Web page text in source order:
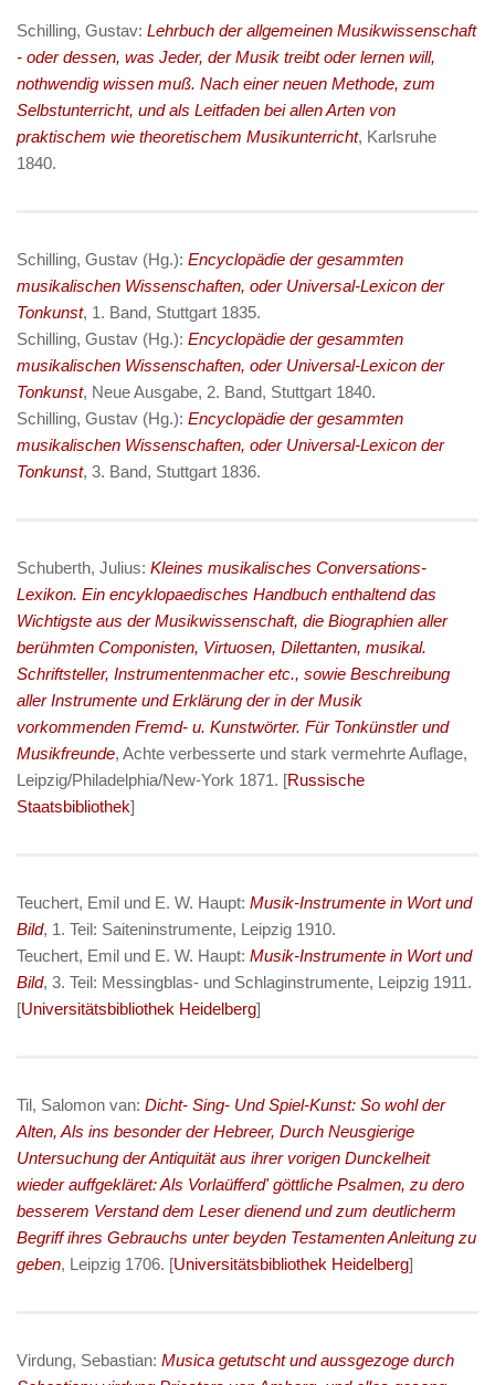
Schilling, Gustav: Lehrbuch der allgemeinen Musikwissenschaft
- oder dessen, was Jeder, der Musik treibt oder lernen will,
nothwendig wissen muß. Nach einer neuen Methode, zum
Selbstunterricht, und als Leitfaden bei allen Arten von
praktischem wie theoretischem Musikunterricht, Karlsruhe
1840.
Schilling, Gustav (Hg.): Encyclopädie der gesammten
musikalischen Wissenschaften, oder Universal-Lexicon der
Tonkunst, 1. Band, Stuttgart 1835.
Schilling, Gustav (Hg.): Encyclopädie der gesammten
musikalischen Wissenschaften, oder Universal-Lexicon der
Tonkunst, Neue Ausgabe, 2. Band, Stuttgart 1840.
Schilling, Gustav (Hg.): Encyclopädie der gesammten
musikalischen Wissenschaften, oder Universal-Lexicon der
Tonkunst, 3. Band, Stuttgart 1836.
Schuberth, Julius: Kleines musikalisches Conversations-
Lexikon. Ein encyklopaedisches Handbuch enthaltend das
Wichtigste aus der Musikwissenschaft, die Biographien aller
berühmten Componisten, Virtuosen, Dilettanten, musikal.
Schriftsteller, Instrumentenmacher etc., sowie Beschreibung
aller Instrumente und Erklärung der in der Musik
vorkommenden Fremd- u. Kunstwörter. Für Tonkünstler und
Musikfreunde, Achte verbesserte und stark vermehrte Auflage,
Leipzig/Philadelphia/New-York 1871. [Russische
Staatsbibliothek]
Teuchert, Emil und E. W. Haupt: Musik-Instrumente in Wort und
Bild, 1. Teil: Saiteninstrumente, Leipzig 1910.
Teuchert, Emil und E. W. Haupt: Musik-Instrumente in Wort und
Bild, 3. Teil: Messingblas- und Schlaginstrumente, Leipzig 1911.
[Universitätsbibliothek Heidelberg]
Til, Salomon van: Dicht- Sing- Und Spiel-Kunst: So wohl der
Alten, Als ins besonder der Hebreer, Durch Neusgierige
Untersuchung der Antiquität aus ihrer vorigen Dunckelheit
wieder auffgekläret: Als Vorlaüfferd' göttliche Psalmen, zu dero
besserem Verstand dem Leser dienend und zum deutlicherm
Begriff ihres Gebrauchs unter beyden Testamenten Anleitung zu
geben, Leipzig 1706. [Universitätsbibliothek Heidelberg]
Virdung, Sebastian: Musica getutscht und aussgezoge durch